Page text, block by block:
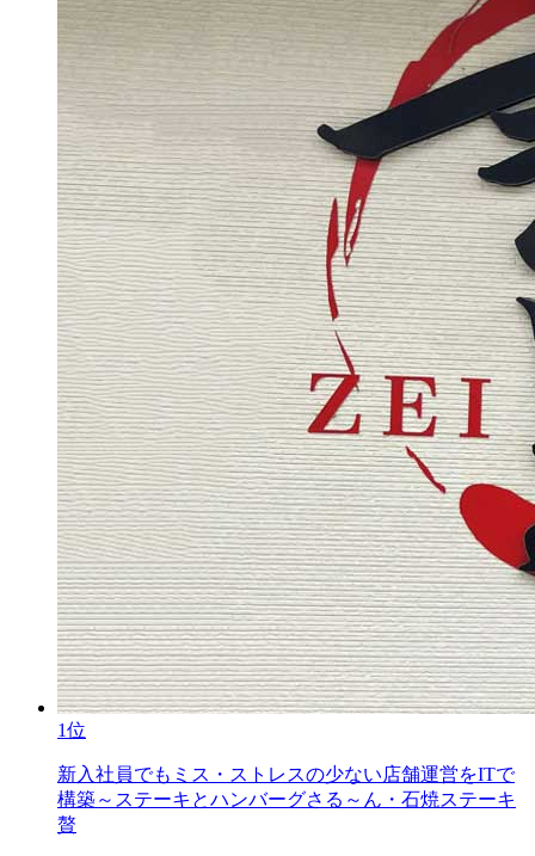
1位
新入社員でもミス・ストレスの少ない店舗運営をITで
構築～ステーキとハンバーグさる～ん・石焼ステーキ
贅